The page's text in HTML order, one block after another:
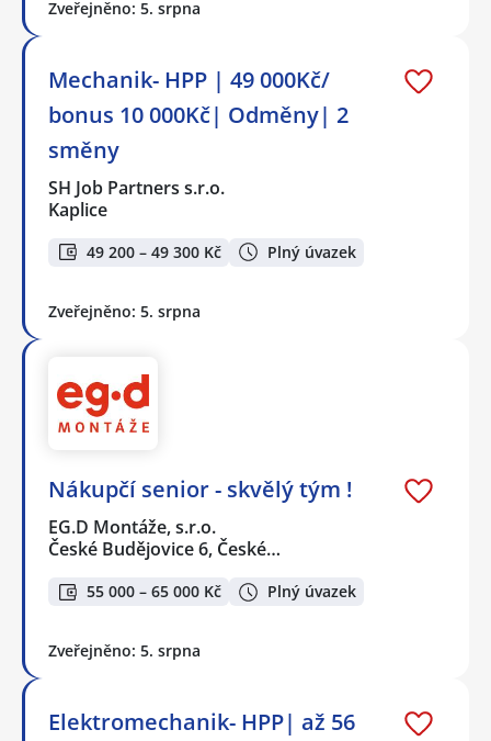
Zveřejněno: 5. srpna
Mechanik- HPP | 49 000Kč/
bonus 10 000Kč| Odměny| 2
směny
SH Job Partners s.r.o.
Kaplice
49 200 – 49 300 Kč Plný úvazek
Zveřejněno: 5. srpna
Nákupčí senior - skvělý tým !
EG.D Montáže, s.r.o.
České Budějovice 6, České…
55 000 – 65 000 Kč Plný úvazek
Zveřejněno: 5. srpna
Elektromechanik- HPP| až 56